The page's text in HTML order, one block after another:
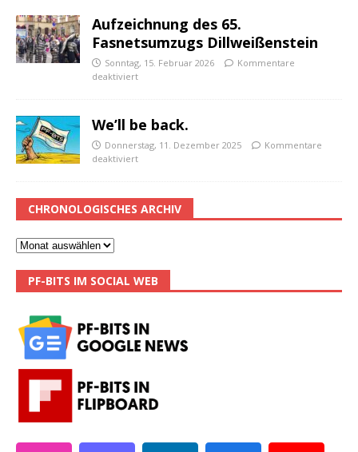
Aufzeichnung des 65.
Fasnetsumzugs Dillweißenstein
Sonntag, 15. Februar 2026
Kommentare
deaktiviert
We’ll be back.
Donnerstag, 11. Dezember 2025
Kommentare
deaktiviert
CHRONOLOGISCHES ARCHIV
PF-BITS IM SOCIAL WEB